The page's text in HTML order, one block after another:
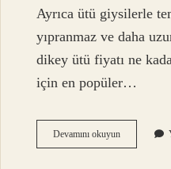
Ayrıca ütü giysilerle
yıpranmaz ve daha
dikey ütü fiyatı ne
için en popüler…
Devamını okuyunKiwi
Dikey